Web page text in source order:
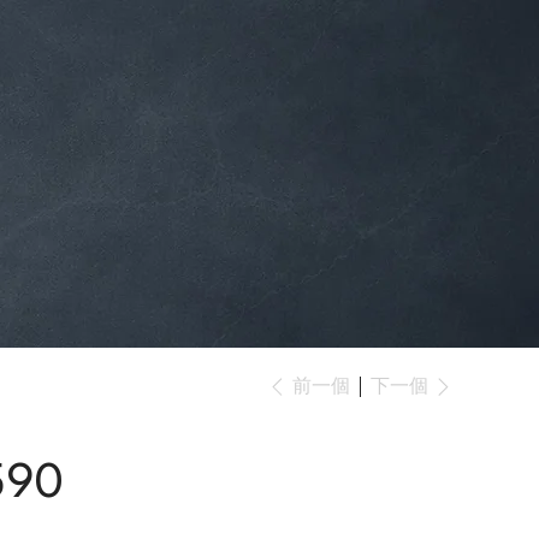
前一個 下一個